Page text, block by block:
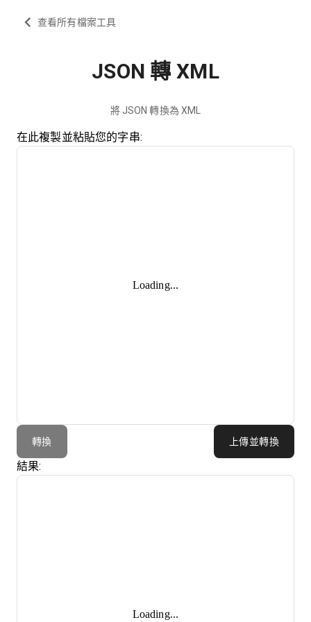
查看所有檔案工具
JSON 轉 XML
將 JSON 轉換為 XML
在此複製並粘貼您的字串:
Loading...
轉換 上傳並轉換
結果:
Loading...